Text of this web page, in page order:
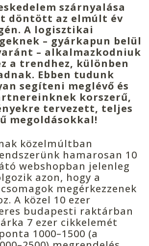
szárnyalása
döntött az elmúlt év
A logisztikai
– gyárkapun belül
– alkalmazkodniuk
a trendhez, különben
Ebben tudunk
segíteni meglévő és
korszerű,
tervezett, teljes
megoldásokkal!
közelmúltban
hamarosan 10
webshopban jelenleg
azon, hogy a
megérkezzenek
A közel 10 ezer
budapesti raktárban
7 ezer cikkelemét
1000–1500 (a